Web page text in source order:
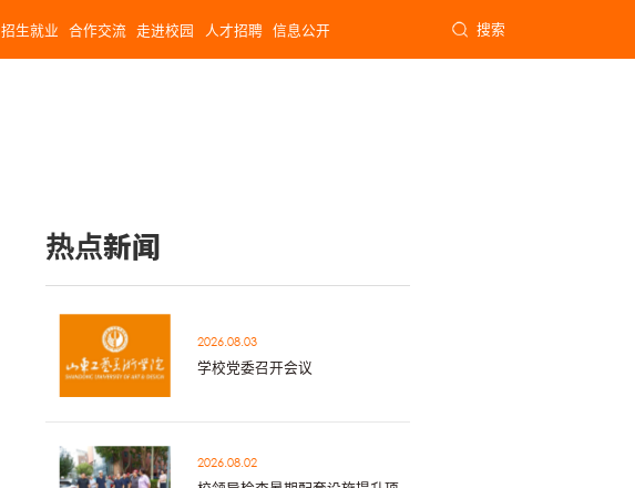
招生就业 合作交流 走进校园 人才招聘 信息公开 搜索
热点新闻
2026.08.03
学校党委召开会议
2026.08.02